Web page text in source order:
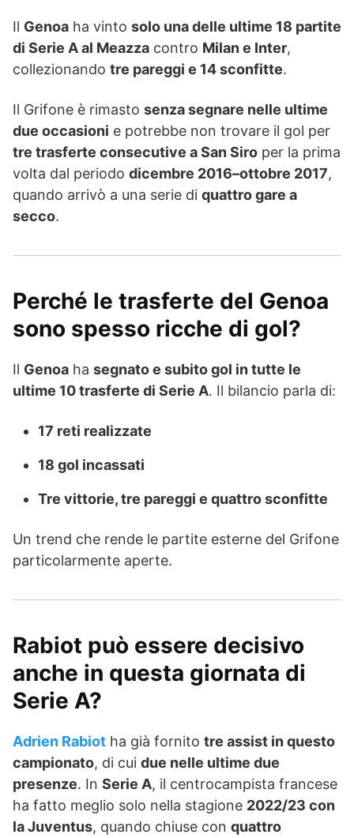
Il Genoa ha vinto solo una delle ultime 18 partite
di Serie A al Meazza contro Milan e Inter,
collezionando tre pareggi e 14 sconfitte.
Il Grifone è rimasto senza segnare nelle ultime
due occasioni e potrebbe non trovare il gol per
tre trasferte consecutive a San Siro per la prima
volta dal periodo dicembre 2016–ottobre 2017,
quando arrivò a una serie di quattro gare a
secco.
Perché le trasferte del Genoa
sono spesso ricche di gol?
Il Genoa ha segnato e subito gol in tutte le
ultime 10 trasferte di Serie A. Il bilancio parla di:
17 reti realizzate
18 gol incassati
Tre vittorie, tre pareggi e quattro sconfitte
Un trend che rende le partite esterne del Grifone
particolarmente aperte.
Rabiot può essere decisivo
anche in questa giornata di
Serie A?
Adrien Rabiot ha già fornito tre assist in questo
campionato, di cui due nelle ultime due
presenze. In Serie A, il centrocampista francese
ha fatto meglio solo nella stagione 2022/23 con
la Juventus, quando chiuse con quattro